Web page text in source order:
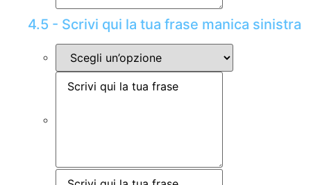
4.5 - Scrivi qui la tua frase manica sinistra